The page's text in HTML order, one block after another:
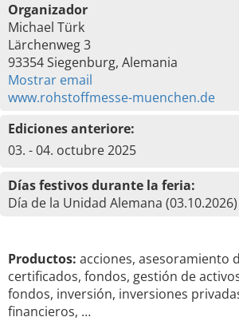
Organizador
Michael Türk
Lärchenweg 3
93354 Siegenburg, Alemania
Mostrar email
www.rohstoffmesse-muenchen.de
Ediciones anteriore:
03. - 04. octubre 2025
Días festivos durante la feria:
Día de la Unidad Alemana (03.10.2026)
Productos: acciones, asesoramiento
certificados, fondos, gestión de
fondos, inversión, inversiones
financieros, …